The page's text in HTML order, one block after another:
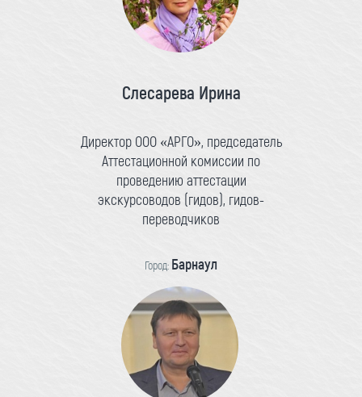
Слесарева Ирина
Директор ООО «АРГО», председатель
Аттестационной комиссии по
проведению аттестации
экскурсоводов (гидов), гидов-
переводчиков
Город: Барнаул